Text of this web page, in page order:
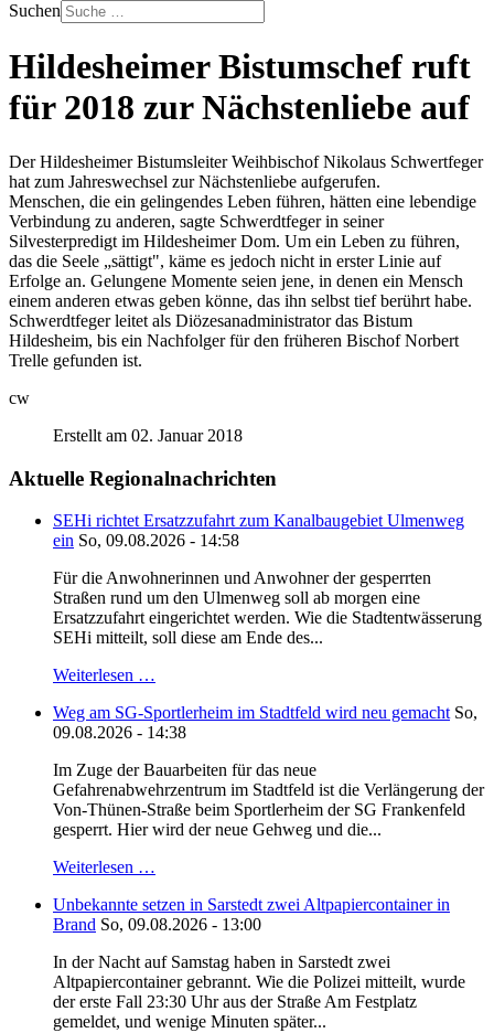
Suchen
Hildesheimer Bistumschef ruft
für 2018 zur Nächstenliebe auf
Der Hildesheimer Bistumsleiter Weihbischof Nikolaus Schwertfeger
hat zum Jahreswechsel zur Nächstenliebe aufgerufen.
Menschen, die ein gelingendes Leben führen, hätten eine lebendige
Verbindung zu anderen, sagte Schwerdtfeger in seiner
Silvesterpredigt im Hildesheimer Dom. Um ein Leben zu führen,
das die Seele „sättigt", käme es jedoch nicht in erster Linie auf
Erfolge an. Gelungene Momente seien jene, in denen ein Mensch
einem anderen etwas geben könne, das ihn selbst tief berührt habe.
Schwerdtfeger leitet als Diözesanadministrator das Bistum
Hildesheim, bis ein Nachfolger für den früheren Bischof Norbert
Trelle gefunden ist.
cw
Erstellt am 02. Januar 2018
Aktuelle Regionalnachrichten
SEHi richtet Ersatzzufahrt zum Kanalbaugebiet Ulmenweg
ein So, 09.08.2026 - 14:58
Für die Anwohnerinnen und Anwohner der gesperrten
Straßen rund um den Ulmenweg soll ab morgen eine
Ersatzzufahrt eingerichtet werden. Wie die Stadtentwässerung
SEHi mitteilt, soll diese am Ende des...
Weiterlesen …
Weg am SG-Sportlerheim im Stadtfeld wird neu gemacht So,
09.08.2026 - 14:38
Im Zuge der Bauarbeiten für das neue
Gefahrenabwehrzentrum im Stadtfeld ist die Verlängerung der
Von-Thünen-Straße beim Sportlerheim der SG Frankenfeld
gesperrt. Hier wird der neue Gehweg und die...
Weiterlesen …
Unbekannte setzen in Sarstedt zwei Altpapiercontainer in
Brand So, 09.08.2026 - 13:00
In der Nacht auf Samstag haben in Sarstedt zwei
Altpapiercontainer gebrannt. Wie die Polizei mitteilt, wurde
der erste Fall 23:30 Uhr aus der Straße Am Festplatz
gemeldet, und wenige Minuten später...